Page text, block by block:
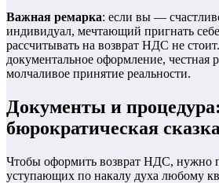
Важная ремарка: если вы —
индивидуал, мечтающий пригнать
рассчитывать на возврат НДС не
документальное оформление, честная
молчаливое принятие реальности.
Документы и процедура:
бюрократическая
Чтобы оформить возврат НДС, нужно
уступающих по накалу духа любому